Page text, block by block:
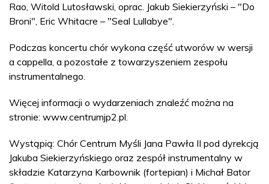
Rao, Witold Lutosławski, oprac. Jakub Siekierzyński – "Do
Broni", Eric Whitacre – "Seal Lullabye".
Podczas koncertu chór wykona część utworów w wersji
a cappella, a pozostałe z towarzyszeniem zespołu
instrumentalnego.
Więcej informacji o wydarzeniach znaleźć można na
stronie: www.centrumjp2.pl.
Wystąpią: Chór Centrum Myśli Jana Pawła II pod dyrekcją
Jakuba Siekierzyńskiego oraz zespół instrumentalny w
składzie Katarzyna Karbownik (fortepian) i Michał Bator